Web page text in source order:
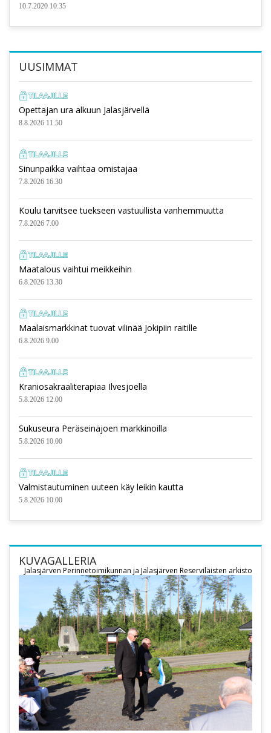
10.7.2020 10.35
UUSIMMAT
Opettajan ura alkuun Jalasjärvellä
8.8.2026 11.50
Sinunpaikka vaihtaa omistajaa
7.8.2026 16.30
Koulu tarvitsee tuekseen vastuullista vanhemmuutta
7.8.2026 7.00
Maatalous vaihtui meikkeihin
6.8.2026 13.30
Maalaismarkkinat tuovat vilinää Jokipiin raitille
6.8.2026 9.00
Kraniosakraaliterapiaa Ilvesjoella
5.8.2026 12.00
Sukuseura Peräseinäjoen markkinoilla
5.8.2026 10.00
Valmistautuminen uuteen käy leikin kautta
5.8.2026 10.00
KUVAGALLERIA
Jalasjärven Perinnetoimikunnan ja Jalasjärven Reserviläisten arkisto